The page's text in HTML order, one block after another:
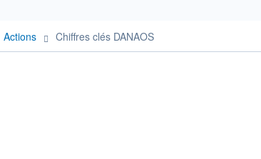
Actions Chiffres clés DANAOS